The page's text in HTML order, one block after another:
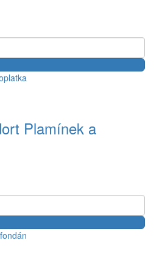
Plamínek a
fondán